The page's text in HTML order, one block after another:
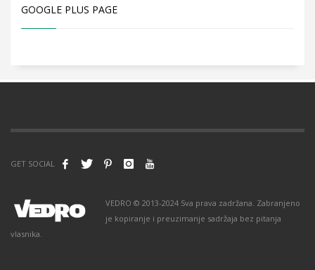
GOOGLE PLUS PAGE
GET SOCIAL
VEDRO © 2013-2024 Sva prava zadržana. Zabranjeno
je kopiranje i preuzimanje sadržaja bez pitanja
vlasnika.